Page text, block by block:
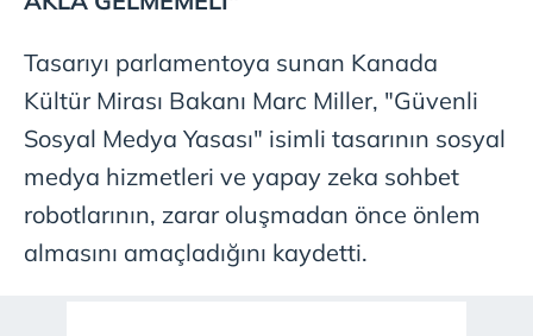
Tasarıyı parlamentoya sunan Kanada
Kültür Mirası Bakanı Marc Miller, "Güvenli
Sosyal Medya Yasası" isimli tasarının sosyal
medya hizmetleri ve yapay zeka sohbet
robotlarının, zarar oluşmadan önce önlem
almasını amaçladığını kaydetti.